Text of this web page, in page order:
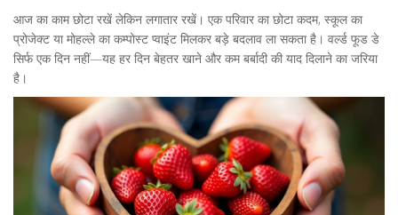
आज का काम छोटा रखें लेकिन लगातार रखें। एक परिवार का छोटा कदम, स्कूल का
प्रोजेक्ट या मोहल्ले का कम्पोस्ट प्वाइंट मिलकर बड़े बदलाव ला सकता है। वर्ल्ड फूड डे
सिर्फ एक दिन नहीं—यह हर दिन बेहतर खाने और कम बर्बादी की याद दिलाने का जरिया
है।